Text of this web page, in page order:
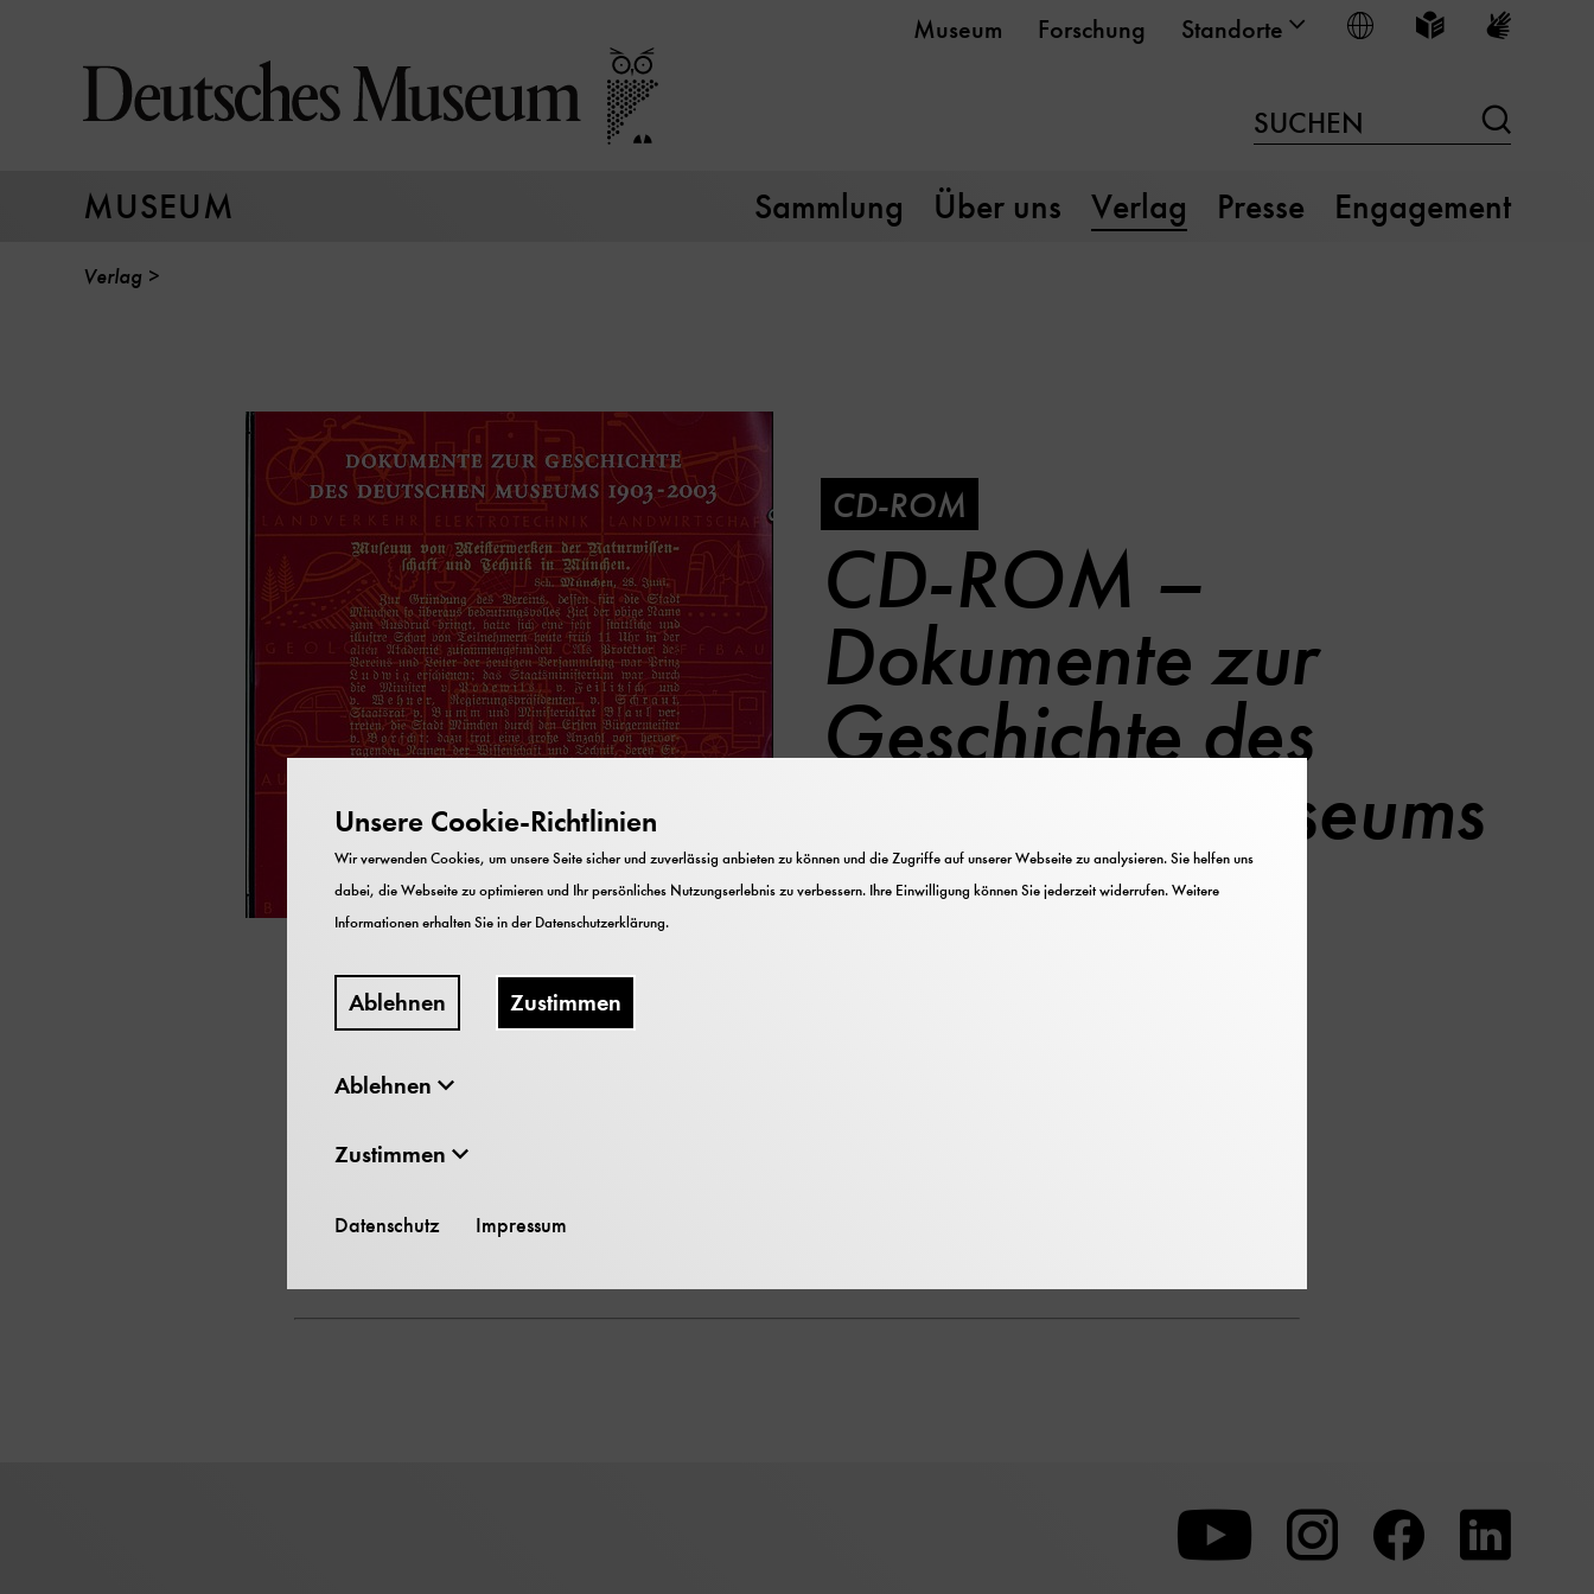
Seiteninhalt
springen
Museum Forschung Standorte Sprache wählen
Leichte Sprache
SUCHEN
MUSEUM Sammlung Über uns Verlag Presse Engagement
Verlag
CD-ROM
CD-ROM –
Dokumente zur
Geschichte des
Deutschen Museums
Die CD-Rom präsentiert Quellen zu Konzeption, Zielen und Aufgaben des Deutschen
Gründung bis zu den ersten Webseiten des Museums.
2003
Zu
unserer
Zu
unserer
Zu
unserer
Unsere Cookie-Richtlinien
Wir verwenden Cookies, um unsere Seite sicher und zuverlässig anbieten zu können und die Zugriffe auf unserer Webseite zu analysieren. Sie helfen uns
dabei, die Webseite zu optimieren und Ihr persönliches Nutzungserlebnis zu verbessern. Ihre Einwilligung können Sie jederzeit widerrufen. Weitere
Informationen erhalten Sie in derDatenschutzerklärung.
Ablehnen Zustimmen
Ablehnen
Zustimmen
Datenschutz Impressum